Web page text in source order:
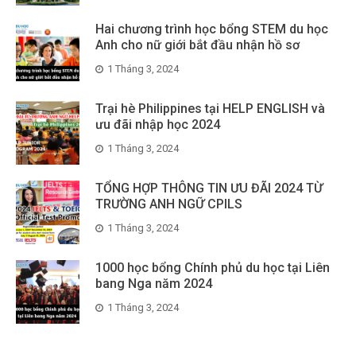
Hai chương trình học bổng STEM du học
Anh cho nữ giới bắt đầu nhận hồ sơ
1 Tháng 3, 2024
Trại hè Philippines tại HELP ENGLISH và
ưu đãi nhập học 2024
1 Tháng 3, 2024
TỔNG HỢP THÔNG TIN ƯU ĐÃI 2024 TỪ
TRƯỜNG ANH NGỮ CPILS
1 Tháng 3, 2024
1000 học bổng Chính phủ du học tại Liên
bang Nga năm 2024
1 Tháng 3, 2024